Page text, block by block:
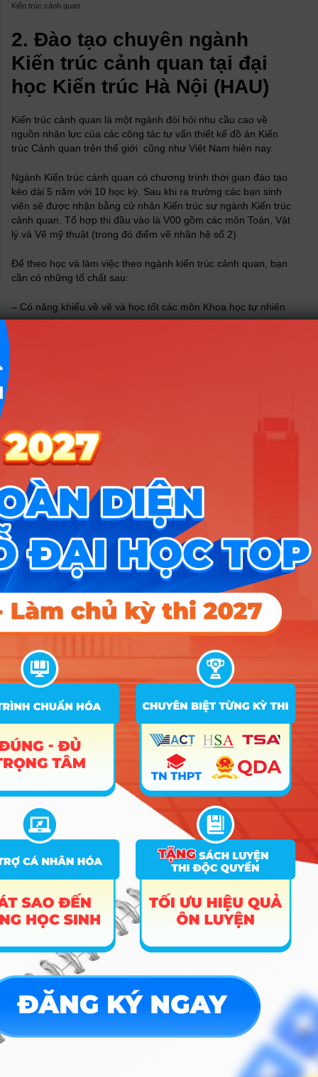
Kiến trúc cảnh quan
2. Đào tạo chuyên ngành
Kiến trúc cảnh quan tại đại
học Kiến trúc Hà Nội (HAU)
Kiến trúc cảnh quan là một ngành đòi hỏi nhu cầu cao về
nguồn nhân lực của các công tác tư vấn thiết kế đồ án Kiến
trúc Cảnh quan trên thế giới cũng như Việt Nam hiện nay.
Ngành Kiến trúc cảnh quan có chương trình thời gian đào tạo
kéo dài 5 năm với 10 học kỳ. Sau khi ra trường các bạn sinh
viên sẽ được nhận bằng cử nhân Kiến trúc sư ngành Kiến trúc
cảnh quan. Tổ hợp thi đầu vào là V00 gồm các môn Toán, Vật
lý và Vẽ mỹ thuật (trong đó điểm vẽ nhân hệ số 2)
Để theo học và làm việc theo ngành kiến trúc cảnh quan, bạn
cần có những tố chất sau:
– Có năng khiếu về vẽ và học tốt các môn Khoa học tự nhiên
Chương trình ngành Kiến trúc cảnh quan kế thừa chương trình
đào tạo của Đại học Kiến trúc Hà Nội với các trường Kiến trúc
Pháp ngữ và đặc biệt là trường Đại học Kiến trúc Quốc gia
Bordeaux (Pháp). Vì vậy, sinh viên được tiếp cận và kế thừa
các phương pháp đào tạo rất tiên tiến và liên văn hoá được
cập nhật thường xuyên theo quốc tế và đặc biệt là của Pháp và
được điều chỉnh phù hợp với thực tiễn của Việt Nam.
Đặc biệt, phương pháp học thực hành hiệu quả nhất cho sinh
viên chuyên ngành Kiến trúc cảnh quan tại HAU chính là hệ
thống đồ án. Hằng năm, nhà trường thường xuyên tổ chức các
hoạt động để sinh viên được trau dồi, phát huy, trải nghiệm
như Giải thưởng thành tựu sinh viên
kiến trúc AA – Awards diễn
ra hàng năm.
Lễ trao giải thưởng AA cho sinh viên đại học Kiến trúc Hà Nội
Các kiến trúc sư tương lai được trang bị những kiến thức về
cảnh quan văn hoá, cảnh quan sinh thái để thực hiện nhiều đồ
án khác nhau như: cảnh quan khu đặc thù, thiết kế không gian
công cộng, cảnh quan khu vực di sản, cảnh quan đô thị đương
đại, cảnh quan nông thôn, quản lý cảnh quan ở quy mô từ
toàn cầu đến đất nước, vùng, địa phương, quy hoạch, quy
hoạch vùng.
Bên cạnh đó, các bạn có cơ hội học tập chuyển tiếp thạc sĩ hay
tiến sĩ tại các trường đối tác nước ngoài của trường Đại học
Kiến trúc Hà Nội. Và hơn thế nữa, sinh viên có cơ hội học văn
bằng hai, sau đại học trong hay ngoài nước theo ngành,
chuyên ngành khác nhau như: Thiết kế đô thị, Kiến trúc Quy
hoạch đô thị, Quản lý dự án, Quản lý đô thị, Bảo tồn di sản kiến